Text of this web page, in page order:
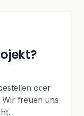
oder
Wir freuen uns